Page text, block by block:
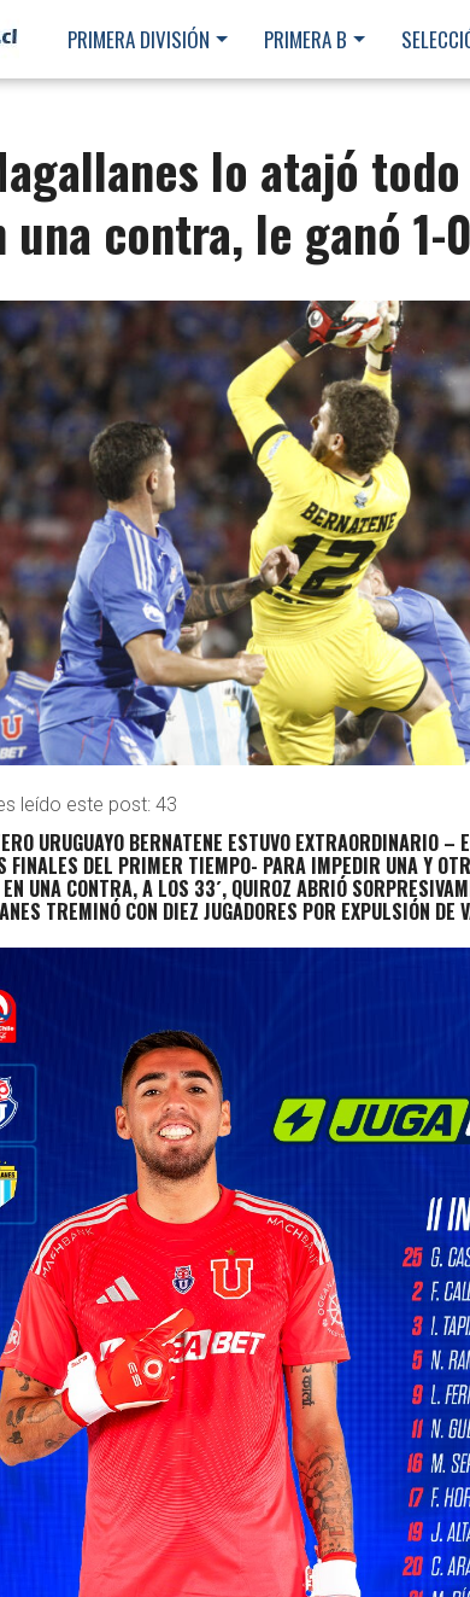
PRIMERA DIVISIÓN PRIMERA B
lo atajó
una contra, le ganó 1-
leído este post: 43
URUGUAYO BERNATENE ESTUVO EXTRAORDINARIO –
FINALES DEL PRIMER TIEMPO- PARA IMPEDIR UNA Y
UNA CONTRA, A LOS 33´, QUIROZ ABRIÓ
TREMINÓ CON DIEZ JUGADORES POR EXPULSIÓN DE